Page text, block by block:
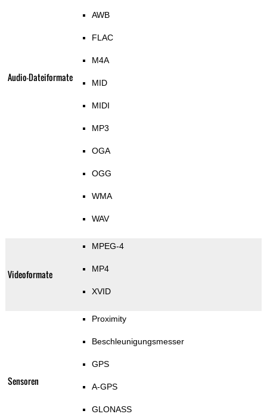
Audio-Dateiformate
AWB
FLAC
M4A
MID
MIDI
MP3
OGA
OGG
WMA
WAV
Videoformate
MPEG-4
MP4
XVID
Sensoren
Proximity
Beschleunigungsmesser
GPS
A-GPS
GLONASS